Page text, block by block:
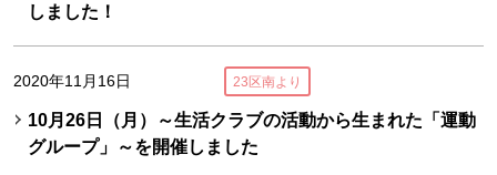
しました！
2020年11月16日 23区南より
10月26日（月）～生活クラブの活動から生まれた「運動
グループ」～を開催しました